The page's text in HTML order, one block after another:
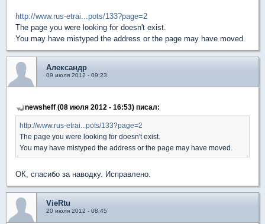
http://www.rus-etrai...pots/133?page=2
The page you were looking for doesn't exist.
You may have mistyped the address or the page may have moved.
Александр
09 июля 2012 - 09:23
newsheff (08 июля 2012 - 16:53) писал:
http://www.rus-etrai...pots/133?page=2
The page you were looking for doesn't exist.
You may have mistyped the address or the page may have moved.
ОК, спасибо за наводку. Исправлено.
VieRtu
20 июля 2012 - 08:45